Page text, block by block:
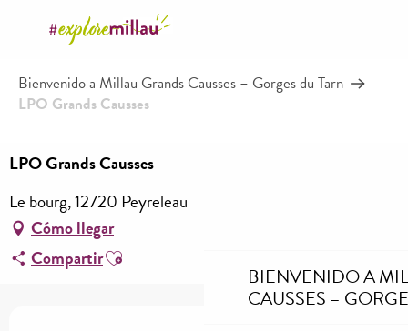
principal
BIENVENIDO A
CAUSSES –
Bienvenido a Millau Grands Causses – Gorges du Tarn
LPO Grands Causses
LPO Grands Causses
Le bourg, 12720 Peyreleau
Cómo llegar
CompartirAjouter aux favoris